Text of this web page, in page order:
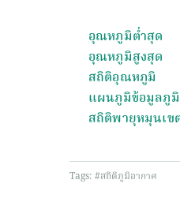
อุณหภูมิต่ำสุด
อุณหภูมิสูงสุด
สถิติอุณหภูมิ
แผนภูมิข้อมูลภู
สถิติพายุหมุนเข
Tags: #สถิติภูมิอากาศ